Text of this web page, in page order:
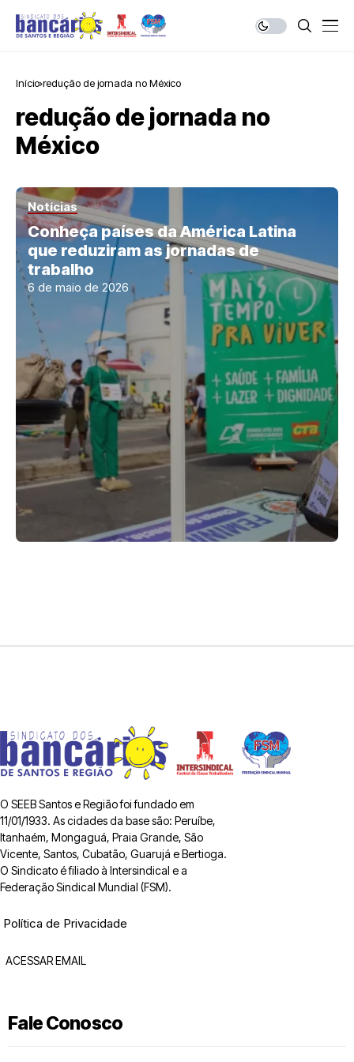
Início redução de jornada no México
redução de jornada no
México
Notícias
Conheça países da América Latina
que reduziram as jornadas de
trabalho
6 de maio de 2026
O SEEB Santos e Região foi fundado em
11/01/1933. As cidades da base são: Peruíbe,
Itanhaém, Mongaguá, Praia Grande, São
Vicente, Santos, Cubatão, Guarujá e Bertioga.
O Sindicato é filiado à Intersindical e a
Federação Sindical Mundial (FSM).
Política de Privacidade
ACESSAR EMAIL
Fale Conosco